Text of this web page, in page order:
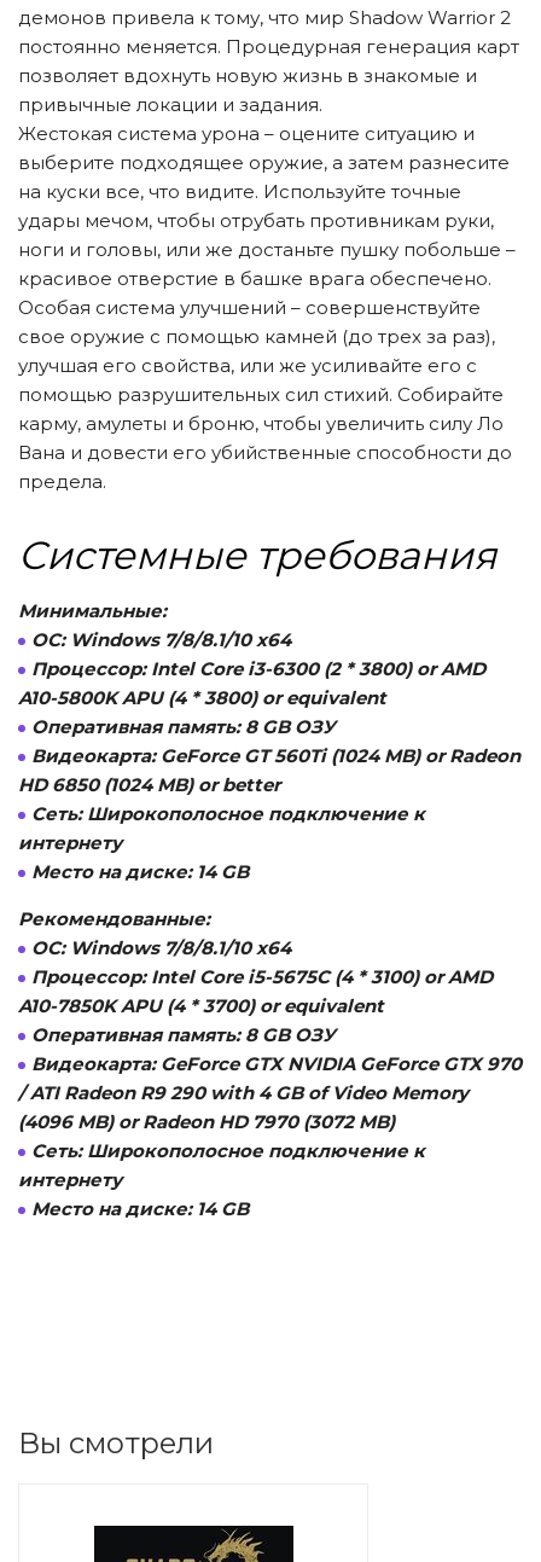
демонов привела к тому, что мир Shadow Warrior 2
постоянно меняется. Процедурная генерация карт
позволяет вдохнуть новую жизнь в знакомые и
привычные локации и задания.
Жестокая система урона – оцените ситуацию и
выберите подходящее оружие, а затем разнесите
на куски все, что видите. Используйте точные
удары мечом, чтобы отрубать противникам руки,
ноги и головы, или же достаньте пушку побольше –
красивое отверстие в башке врага обеспечено.
Особая система улучшений – совершенствуйте
свое оружие с помощью камней (до трех за раз),
улучшая его свойства, или же усиливайте его с
помощью разрушительных сил стихий. Собирайте
карму, амулеты и броню, чтобы увеличить силу Ло
Вана и довести его убийственные способности до
предела.
Системные требования
Минимальные:
ОС:Windows 7/8/8.1/10 x64
Процессор:Intel Core i3-6300 (2 * 3800) or AMD
A10-5800K APU (4 * 3800) or equivalent
Оперативная память:8 GB ОЗУ
Видеокарта:GeForce GT 560Ti (1024 MB) or Radeon
HD 6850 (1024 MB) or better
Сеть:Широкополосное подключение к
интернету
Место на диске:14 GB
Рекомендованные:
ОС:Windows 7/8/8.1/10 x64
Процессор:Intel Core i5-5675C (4 * 3100) or AMD
A10-7850K APU (4 * 3700) or equivalent
Оперативная память:8 GB ОЗУ
Видеокарта:GeForce GTX NVIDIA GeForce GTX 970
/ ATI Radeon R9 290 with 4 GB of Video Memory
(4096 MB) or Radeon HD 7970 (3072 MB)
Сеть:Широкополосное подключение к
интернету
Место на диске:14 GB
Вы смотрели